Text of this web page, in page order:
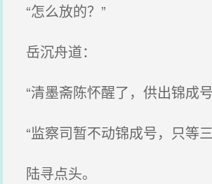
“怎么放的？”
岳沉舟道：
“清墨斋陈怀醒了，供出锦成
“监察司暂不动锦成号，只等
陆寻点头。